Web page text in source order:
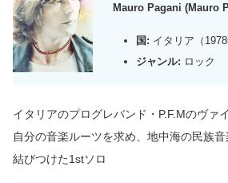
Mauro Pagani (Mauro
国: イタリア（1978
ジャンル: ロック
イタリアのプログレバンド・P.F.Mのヴァ
自分の音楽ルーツを求め、地中海の民族
結びつけた1stソロ